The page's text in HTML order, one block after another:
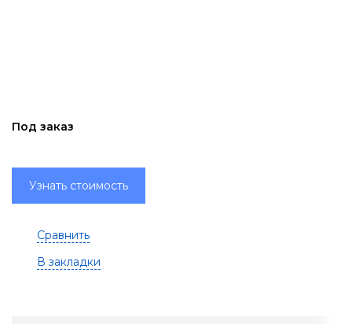
Под заказ
Узнать стоимость
Сравнить
В закладки